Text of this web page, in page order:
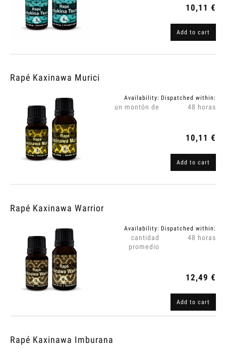
10,11 €
Add to cart
Rapé Kaxinawa Murici
Availability:
un montón de
Dispatched within:
48 horas
10,11 €
Add to cart
Rapé Kaxinawa Warrior
Availability:
cantidad
promedio
Dispatched within:
48 horas
12,49 €
Add to cart
Rapé Kaxinawa Imburana